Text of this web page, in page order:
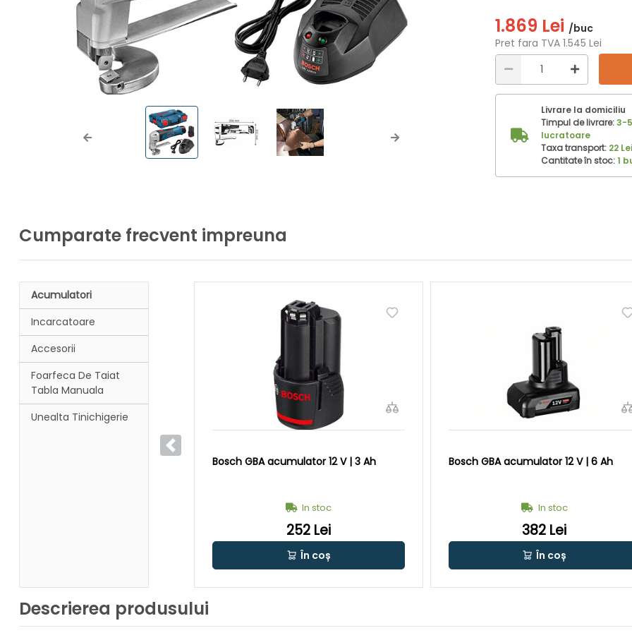
Previous Next
1.869 Lei /buc
Pret fara TVA 1.545 Lei
Livrare la domiciliu
Timpul de livrare:3-
lucratoare
Taxa transport: 22 Lei
Cantitate în stoc:1
Cumparate frecvent impreuna
Acumulatori
Incarcatoare
Accesorii
Foarfeca De Taiat
Tabla Manuala
Unealta Tinichigerie
Anterior
Bosch GBA acumulator 12 V | 3 Ah
In stoc
252 Lei
În coș
Bosch GBA acumulator 12 V | 6 Ah
In stoc
382 Lei
În coș
Descrierea produsului